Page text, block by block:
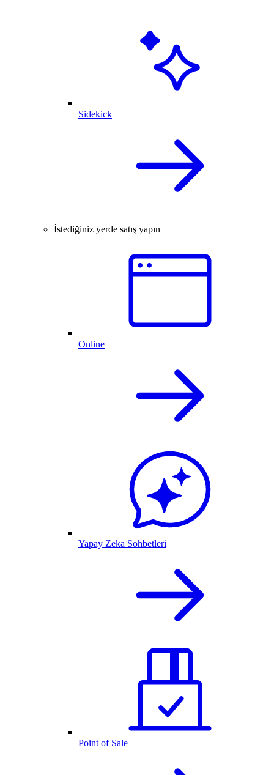
Sidekick
İstediğiniz yerde satış yapın
Online
Yapay Zeka Sohbetleri
Point of Sale